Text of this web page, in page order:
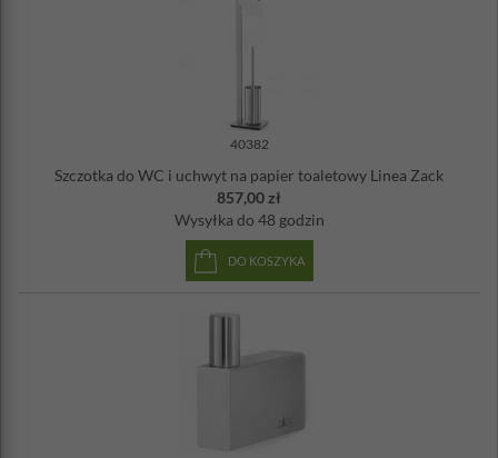
40382
Szczotka do WC i uchwyt na papier toaletowy Linea Zack
857,00 zł
Wysyłka do 48 godzin
DO KOSZYKA